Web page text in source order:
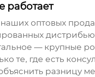
работает
оптовых
— крупные
те, где есть
разницу